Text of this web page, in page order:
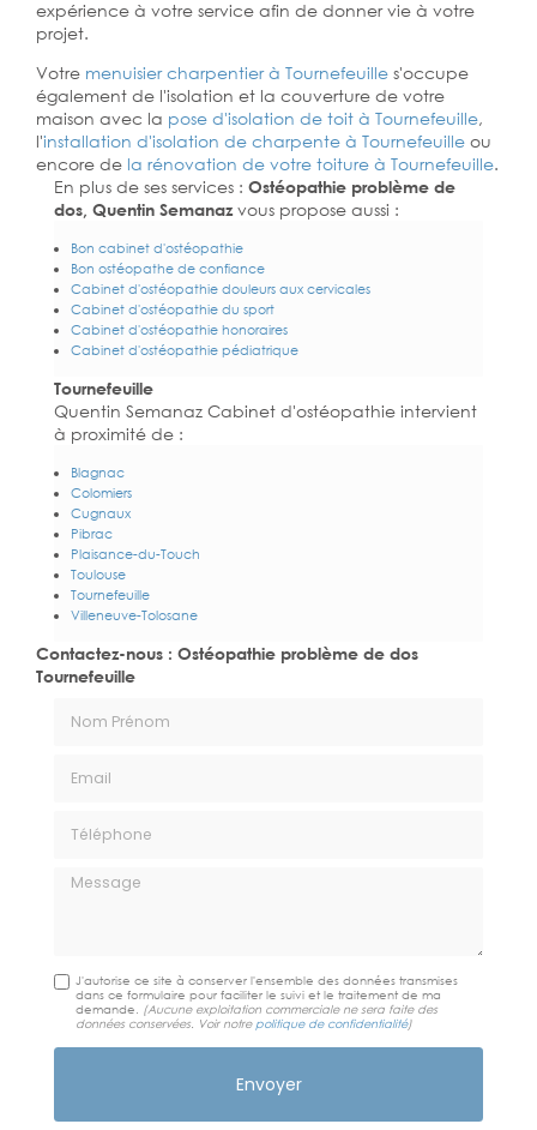
expérience à votre service afin de donner vie à votre
projet.
Votre menuisier charpentier à Tournefeuille s'occupe
également de l'isolation et la couverture de votre
maison avec la pose d'isolation de toit à Tournefeuille,
l'installation d'isolation de charpente à Tournefeuille ou
encore de la rénovation de votre toiture à Tournefeuille.
En plus de ses services : Ostéopathie problème de
dos, Quentin Semanazvous propose aussi :
Bon cabinet d'ostéopathie
Bon ostéopathe de confiance
Cabinet d'ostéopathie douleurs aux cervicales
Cabinet d'ostéopathie du sport
Cabinet d'ostéopathie honoraires
Cabinet d'ostéopathie pédiatrique
Tournefeuille
Quentin Semanaz Cabinet d'ostéopathie intervient
à proximité de :
Blagnac
Colomiers
Cugnaux
Pibrac
Plaisance-du-Touch
Toulouse
Tournefeuille
Villeneuve-Tolosane
Contactez-nous : Ostéopathie problème de dos
Tournefeuille
Message
J'autorise ce site à conserver l'ensemble des données transmises
dans ce formulaire pour faciliter le suivi et le traitement de ma
demande. (Aucune exploitation commerciale ne sera faite des
données conservées. Voir notre politique de confidentialité)